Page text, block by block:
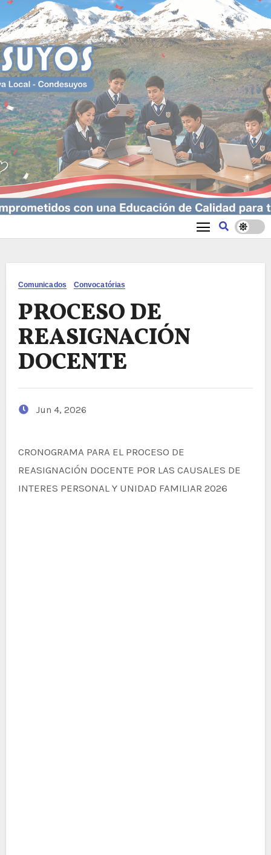
Comunicados Convocatórias
PROCESO DE
REASIGNACIÓN
DOCENTE
Jun 4, 2026
CRONOGRAMA PARA EL PROCESO DE
REASIGNACIÓN DOCENTE POR LAS CAUSALES DE
INTERES PERSONAL Y UNIDAD FAMILIAR 2026